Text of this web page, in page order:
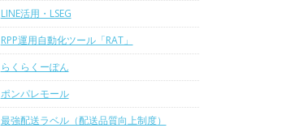
LINE活用・LSEG
RPP運用自動化ツール「RAT」
らくらくーぽん
ポンパレモール
最強配送ラベル（配送品質向上制度）